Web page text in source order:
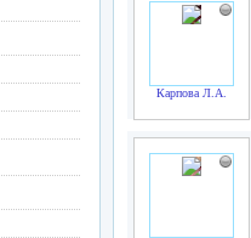
Карпова Л.А.